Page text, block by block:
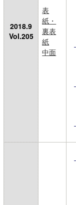
2018.9
Vol.205
表
紙・
裏表
紙
中面